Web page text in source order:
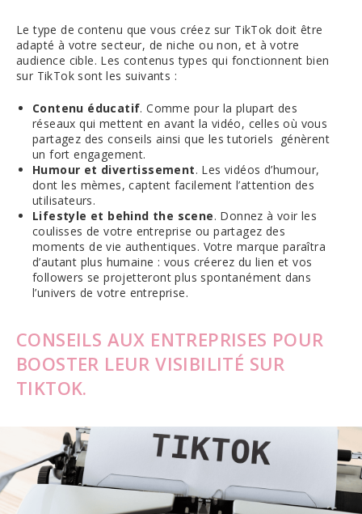
Le type de contenu que vous créez sur TikTok doit être
adapté à votre secteur, de niche ou non, et à votre
audience cible. Les contenus types qui fonctionnent bien
sur TikTok sont les suivants :
Contenu éducatif. Comme pour la plupart des
réseaux qui mettent en avant la vidéo, celles où vous
partagez des conseils ainsi que les tutoriels génèrent
un fort engagement.
Humour et divertissement. Les vidéos d’humour,
dont les mèmes, captent facilement l’attention des
utilisateurs.
Lifestyle et behind the scene. Donnez à voir les
coulisses de votre entreprise ou partagez des
moments de vie authentiques. Votre marque paraîtra
d’autant plus humaine : vous créerez du lien et vos
followers se projetteront plus spontanément dans
l’univers de votre entreprise.
CONSEILS AUX ENTREPRISES POUR
BOOSTER LEUR VISIBILITÉ SUR
TIKTOK.